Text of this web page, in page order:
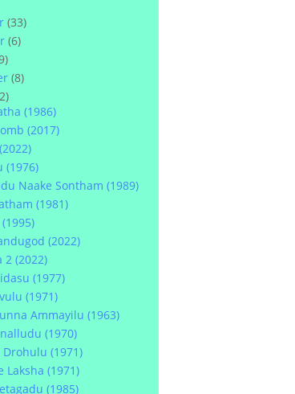
(33)
(6)
(8)
(1986)
(2017)
(1976)
Naake Sontham (1989)
(1981)
(2022)
2 (2022)
(1977)
(1971)
Ammayilu (1963)
(1970)
(1971)
Laksha (1971)
(1985)